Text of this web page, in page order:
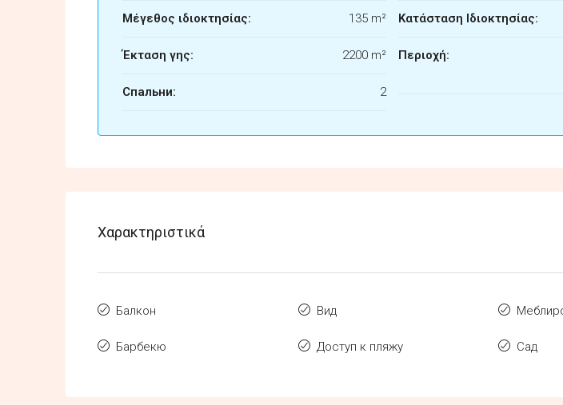
Μέγεθος ιδιοκτησίας: 135 m²
Έκταση γης: 2200 m²
Спальни: 2
Κατάσταση Ιδιοκτησίας:
Περιοχή:
Χαρακτηριστικά
Балкон
Барбекю
Вид
Доступ к пляжу Сад